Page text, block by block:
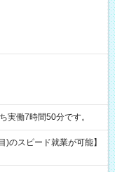
※表記のうち実働7時間50分です。
のスピード就業が可能】